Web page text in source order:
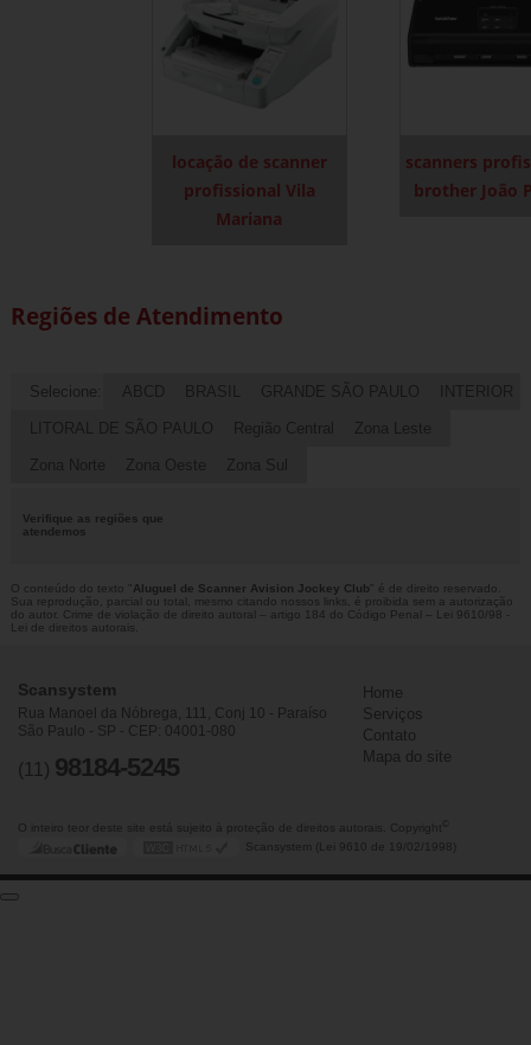
locação de scanner
profissional Vila
Mariana
scanners
brother João
Regiões de Atendimento
Selecione: ABCD BRASIL GRANDE SÃO PAULO INTERIOR
LITORAL DE SÃO PAULO Região Central Zona Leste
Zona Norte Zona Oeste Zona Sul
Verifique as regiões que
atendemos
O conteúdo do texto " Aluguel de Scanner Avision Jockey Club " é de direito reservado.
Sua reprodução, parcial ou total, mesmo citando nossos links, é proibida sem a autorização
do autor. Crime de violação de direito autoral – artigo 184 do Código Penal –
Lei 9610/98 -
Lei de direitos autorais
Scansystem
Rua Manoel da Nóbrega, 111, Conj 10 - Paraíso
São Paulo - SP - CEP: 04001-080
(11) 98184-5245
Home
Serviços
Contato
Mapa do site
O inteiro teor deste site está sujeito à proteção de direitos autorais. Copyright
Scansystem (Lei 9610 de 19/02/1998)